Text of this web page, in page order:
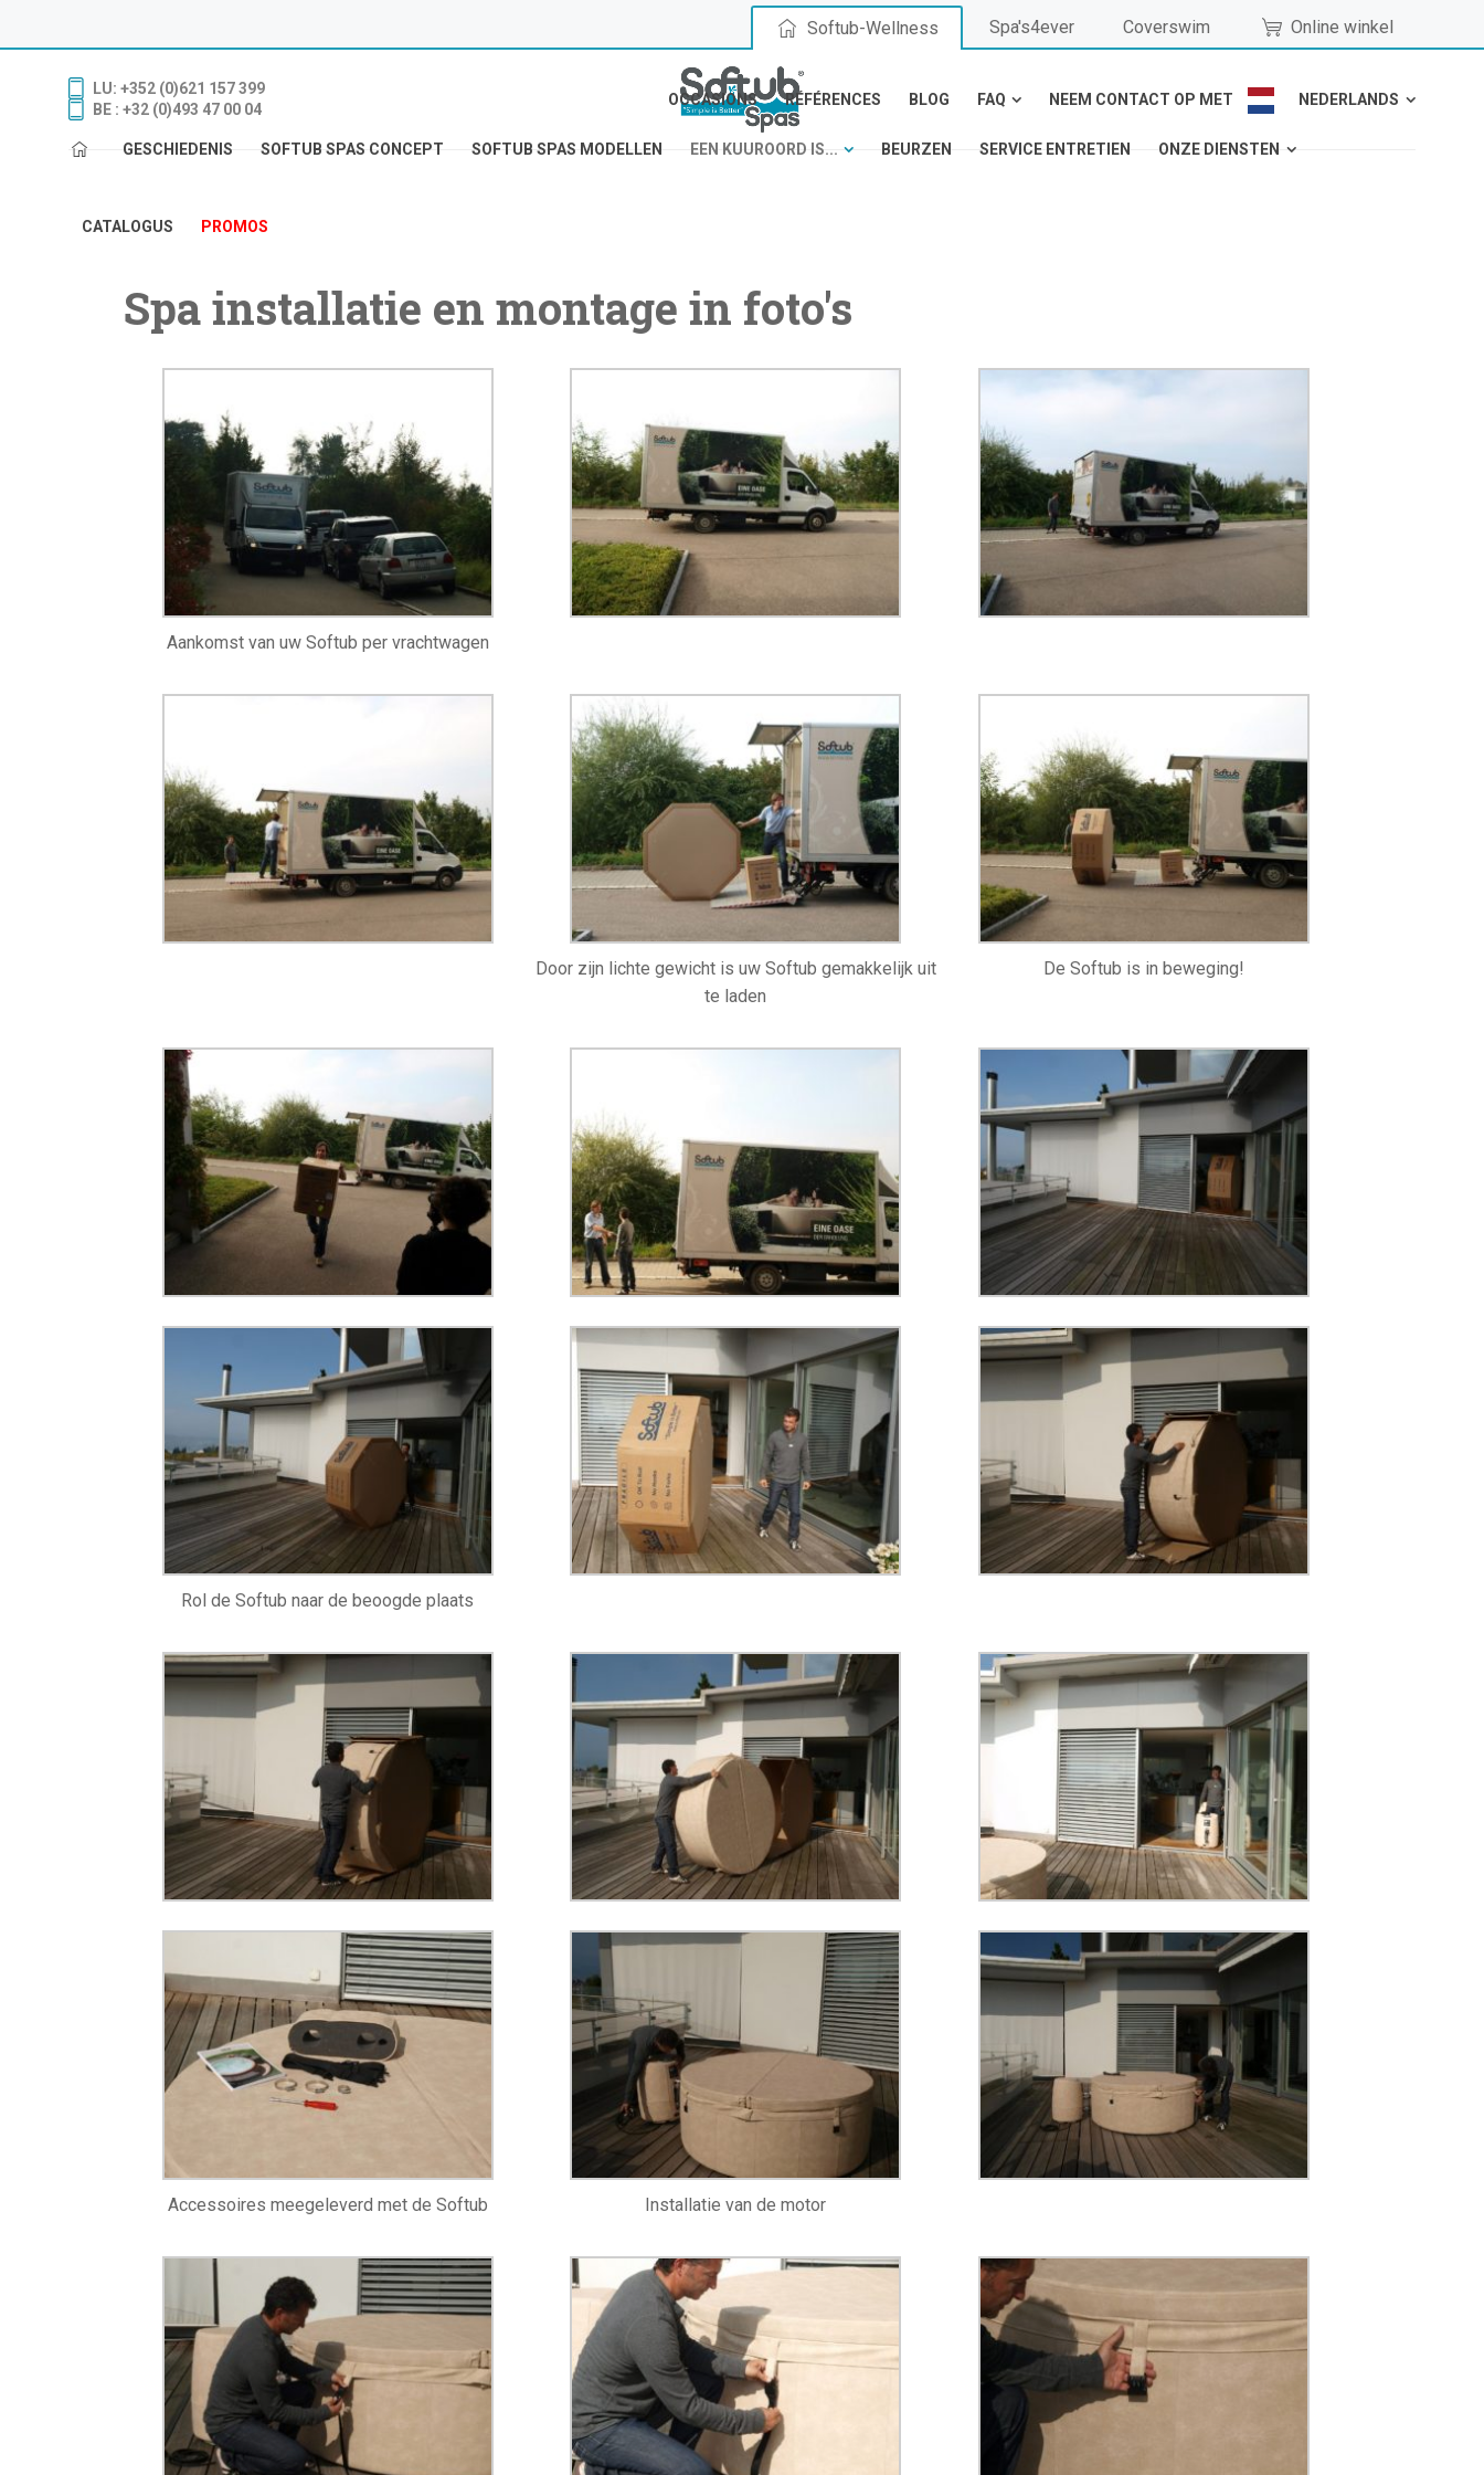
Softub-Wellness Spa's4ever Coverswim Online winkel
LU: +352 (0)621 157 399
BE : +32 (0)493 47 00 04
OCCASIONS RÉFÉRENCES BLOG FAQ NEEM CONTACT OP MET NEDERLANDS
GESCHIEDENIS SOFTUB SPAS CONCEPT SOFTUB SPAS MODELLEN EEN KUUROORD IS... BEURZEN SERVICE ENTRETIEN ONZE DIENSTEN
CATALOGUS PROMOS
Spa installatie en montage in foto's
Aankomst van uw Softub per vrachtwagen
Door zijn lichte gewicht is uw Softub gemakkelijk uit
te laden
De Softub is in beweging!
Rol de Softub naar de beoogde plaats
Accessoires meegeleverd met de Softub Installatie van de motor